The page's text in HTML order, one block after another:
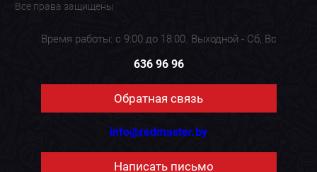
Все права защищены
Время работы: с 9:00 до 18:00. Выходной - Сб, Вс
636 96 96
Обратная связь
info@redmaster.by
Написать письмо